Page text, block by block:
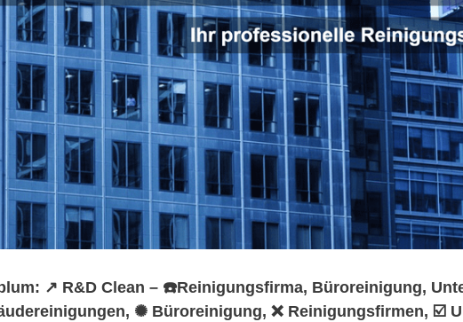
↗️ R&D Clean – ☎️Reinigungsfirma, Büroreinigung,
✺ Büroreinigung, ❌ Reinigungsfirmen, ☑️